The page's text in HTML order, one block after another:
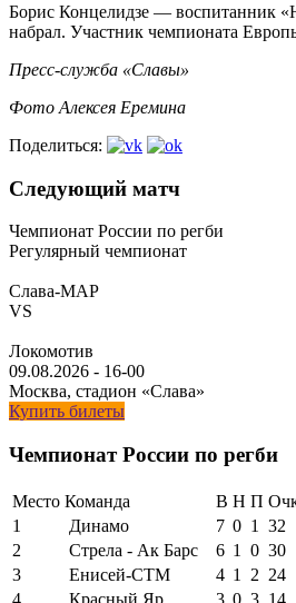
Борис Концелидзе — воспитанник
набрал. Участник чемпионата
Пресс-служба «Славы»
Фото Алексея Еремина
Поделиться:
Следующий матч
Чемпионат России по регби
Регулярный чемпионат
Слава-МАР
VS
Локомотив
09.08.2026 - 16-00
Москва, стадион «Слава»
Купить билеты
Чемпионат России по регби
Место Команда В Н П
1
Динамо 7 0 1
32
2
Стрела - Ак Барс 6 1 0 30
3
Енисей-СТМ 4 1 2 24
4
Красный Яр 3 0 3 14